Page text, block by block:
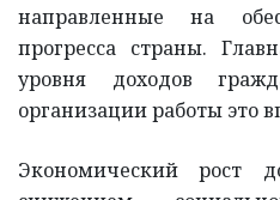
направленные на
прогресса страны.
уровня доходов
организации работы это
Экономический рост